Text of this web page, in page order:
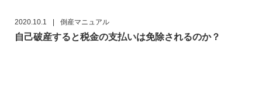
2020.10.1 | 倒産マニュアル
自己破産すると税金の支払いは免除されるのか？